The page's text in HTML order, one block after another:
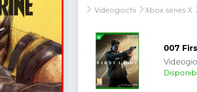
Videogiochi Xbox series X
007